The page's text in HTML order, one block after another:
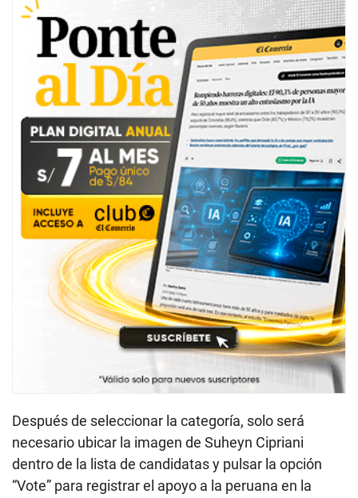
Después de seleccionar la categoría, solo será
necesario ubicar la imagen de Suheyn Cipriani
dentro de la lista de candidatas y pulsar la opción
“Vote” para registrar el apoyo a la peruana en la